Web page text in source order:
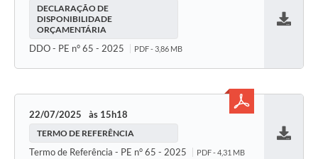
DECLARAÇÃO DE
DISPONIBILIDADE
ORÇAMENTÁRIA
DDO - PE n° 65 - 2025 PDF - 3,86 MB
22/07/2025 15h18
TERMO DE REFERÊNCIA
Termo de Referência - PE n° 65 - 2025 PDF - 4,31 MB